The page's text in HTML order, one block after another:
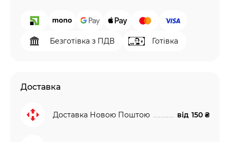
Безготівка з ПДВ Готівка
Доставка
Доставка Новою Поштою від 150 ₴